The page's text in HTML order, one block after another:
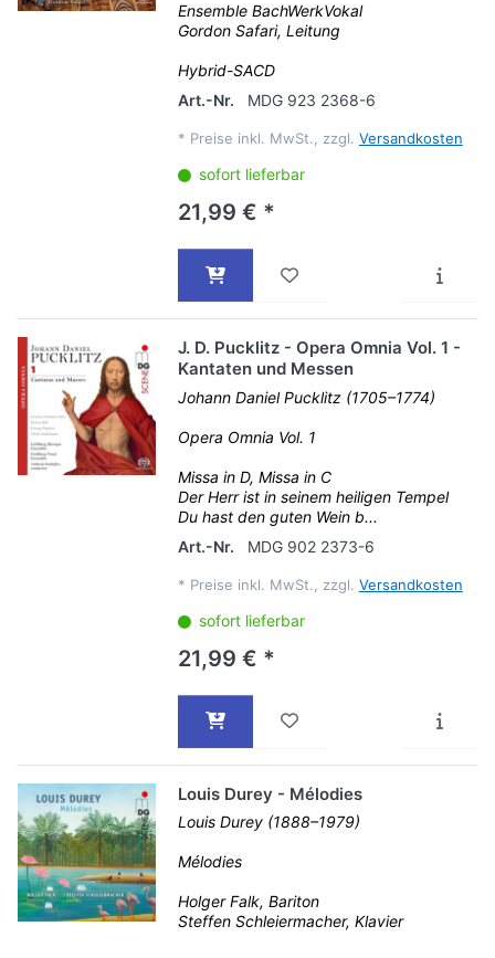
Ensemble BachWerkVokal
Gordon Safari, Leitung
Hybrid-SACD
Art.-Nr.
MDG 923 2368-6
* Preise inkl. MwSt., zzgl. Versandkosten
sofort lieferbar
21,99 € *
J. D. Pucklitz - Opera Omnia Vol. 1 -
Kantaten und Messen
Johann Daniel Pucklitz (1705–1774)
Opera Omnia Vol. 1
Missa in D, Missa in C
Der Herr ist in seinem heiligen Tempel
Du hast den guten Wein b...
Art.-Nr.
MDG 902 2373-6
* Preise inkl. MwSt., zzgl. Versandkosten
sofort lieferbar
21,99 € *
Louis Durey - Mélodies
Louis Durey (1888–1979)
Mélodies
Holger Falk, Bariton
Steffen Schleiermacher, Klavier